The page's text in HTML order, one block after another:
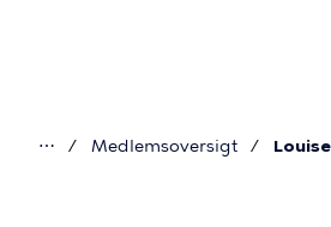
⋯ Medlemsoversigt